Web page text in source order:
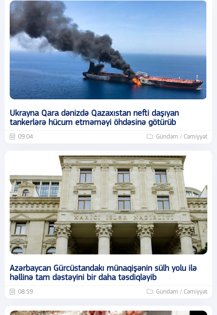
Ukrayna Qara dənizdə Qazaxıstan nefti daşıyan
tankerlərə hücum etməməyi öhdəsinə götürüb
09:04 Gündəm / Cəmiyyət
Azərbaycan Gürcüstandakı münaqişənin sülh yolu ilə
həllinə tam dəstəyini bir daha təsdiqləyib
08:59 Gündəm / Cəmiyyət